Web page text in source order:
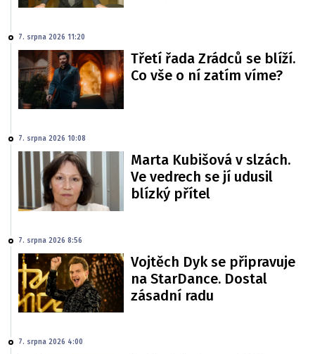
7. srpna 2026 11:20
Třetí řada Zrádců se blíží.
Co vše o ní zatím víme?
7. srpna 2026 10:08
Marta Kubišová v slzách.
Ve vedrech se jí udusil
blízký přítel
7. srpna 2026 8:56
Vojtěch Dyk se připravuje
na StarDance. Dostal
zásadní radu
7. srpna 2026 4:00